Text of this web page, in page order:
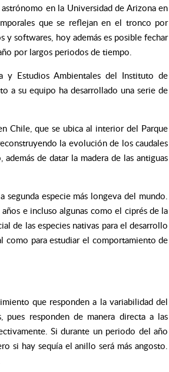
en la Universidad de Arizona en
que se reflejan en el tronco por
softwares, hoy además es posible fechar
por largos periodos de tiempo.
Estudios Ambientales del Instituto de
a su equipo ha desarrollado una serie de
Chile, que se ubica al interior del Parque
la evolución de los caudales
de datar la madera de las antiguas
especie más longeva del mundo.
e incluso algunas como el ciprés de la
de las especies nativas para el desarrollo
como para estudiar el comportamiento de
que responden a la variabilidad del
pues responden de manera directa a las
Si durante un periodo del año
si hay sequía el anillo será más angosto.